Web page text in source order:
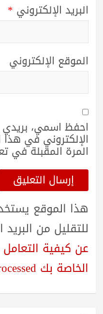
البريد الإلكتروني *
الموقع الإلكتروني
احفظ اسمي، بريدي
الإلكتروني في
المرة المقبلة في
هذا الموقع
للتقليل من البريد
عن كيفية التعامل
الخاصة بك processed